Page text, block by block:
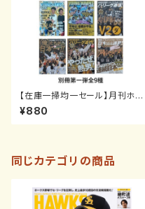
【在庫一掃均一セール】月刊ホー
クス別冊第一弾 全9種
¥880
同じカテゴリの商品